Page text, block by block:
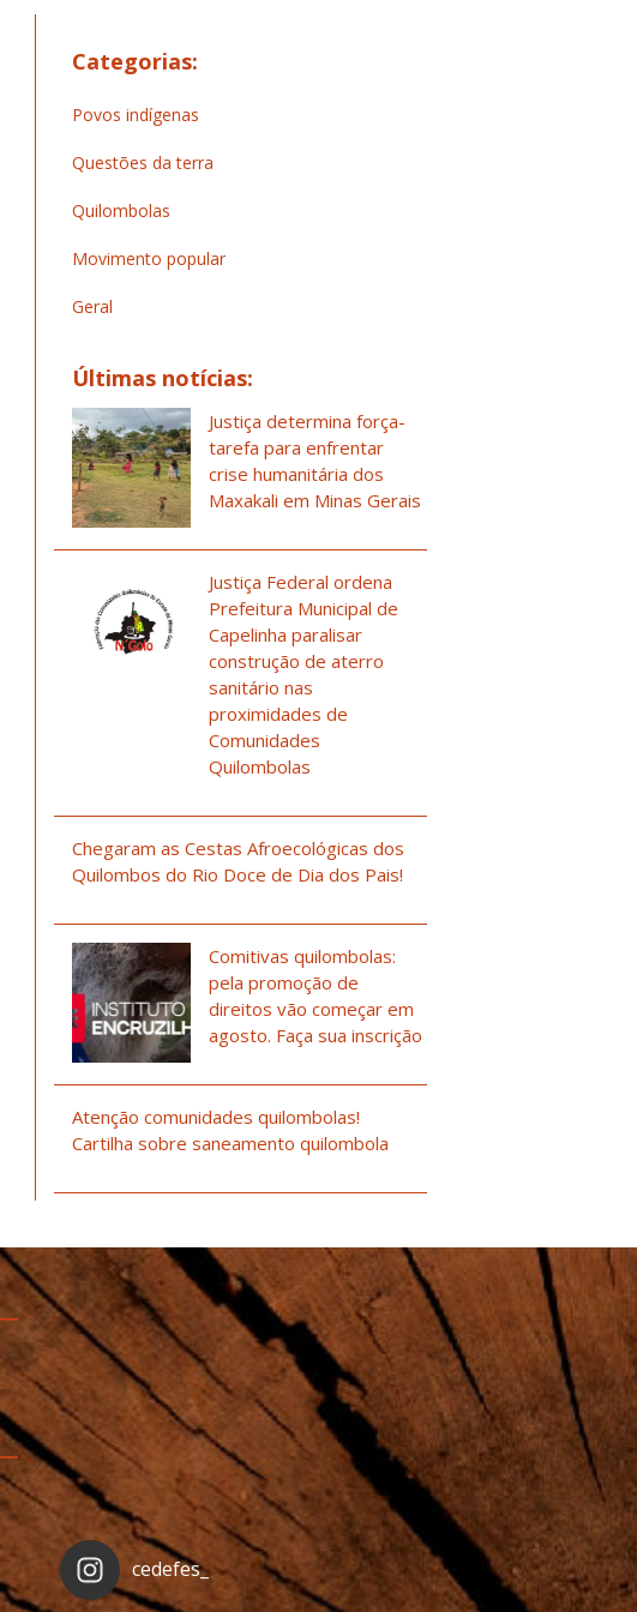
Categorias:
Povos indígenas
Questões da terra
Quilombolas
Movimento popular
Geral
Últimas notícias:
Justiça determina força-
tarefa para enfrentar
crise humanitária dos
Maxakali em Minas Gerais
Justiça Federal ordena
Prefeitura Municipal de
Capelinha paralisar
construção de aterro
sanitário nas
proximidades de
Comunidades
Quilombolas
Chegaram as Cestas Afroecológicas dos
Quilombos do Rio Doce de Dia dos Pais!
Comitivas quilombolas:
pela promoção de
direitos vão começar em
agosto. Faça sua inscrição
Atenção comunidades quilombolas!
Cartilha sobre saneamento quilombola
cedefes_